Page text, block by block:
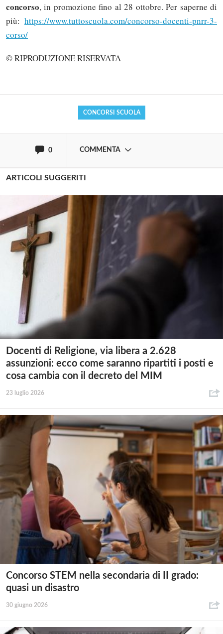
concorso, in promozione fino al 28 ottobre. Per saperne di
più: https://www.tuttoscuola.com/concorso-docenti-pnrr-3-
corso/
© RIPRODUZIONE RISERVATA
CONCORSI SCUOLA
0 COMMENTA
Solo gli utenti registrati possono
ARTICOLI SUGGERITI
Docenti di Religione, via libera a 2.628
assunzioni: ecco come saranno ripartiti i posti e
cosa cambia con il decreto del MIM
23 luglio 2026
Concorso STEM nella secondaria di II grado:
quasi un disastro
30 giugno 2026